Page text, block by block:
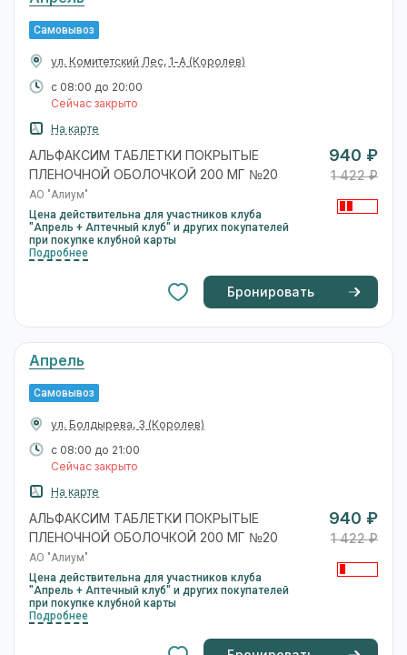
Самовывоз
ул. Комитетский Лес, 1-А (Королев)
с 08:00 до 20:00
Сейчас закрыто
На карте
АЛЬФАКСИМ ТАБЛЕТКИ ПОКРЫТЫЕ
ПЛЕНОЧНОЙ ОБОЛОЧКОЙ 200 МГ №20
АО "Алиум"
Цена действительна для участников клуба
"Апрель + Аптечный клуб" и других покупателей
при покупке клубной карты
Подробнее
940 ₽
1 422 ₽
Бронировать
Апрель
Самовывоз
ул. Болдырева, 3 (Королев)
с 08:00 до 21:00
Сейчас закрыто
На карте
АЛЬФАКСИМ ТАБЛЕТКИ ПОКРЫТЫЕ
ПЛЕНОЧНОЙ ОБОЛОЧКОЙ 200 МГ №20
АО "Алиум"
Цена действительна для участников клуба
"Апрель + Аптечный клуб" и других покупателей
при покупке клубной карты
Подробнее
940 ₽
1 422 ₽